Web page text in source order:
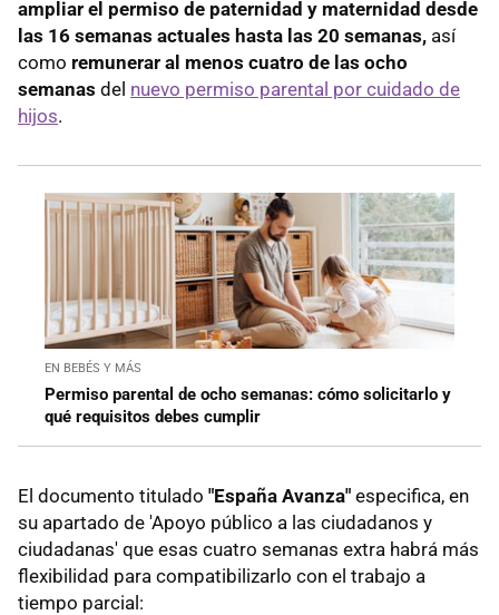
ampliar el permiso de paternidad y maternidad desde
las 16 semanas actuales hasta las 20 semanas, así
como remunerar al menos cuatro de las ocho
semanas del nuevo permiso parental por cuidado de
hijos.
EN BEBÉS Y MÁS
Permiso parental de ocho semanas: cómo solicitarlo y
qué requisitos debes cumplir
El documento titulado "España Avanza" especifica, en
su apartado de 'Apoyo público a las ciudadanos y
ciudadanas' que esas cuatro semanas extra habrá más
flexibilidad para compatibilizarlo con el trabajo a
tiempo parcial: